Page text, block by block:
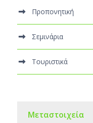
Προπονητική
Σεμινάρια
Τουριστικά
Μεταστοιχεία